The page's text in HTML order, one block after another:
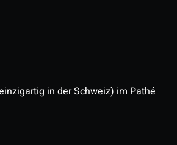
in der Schweiz) im Pathé